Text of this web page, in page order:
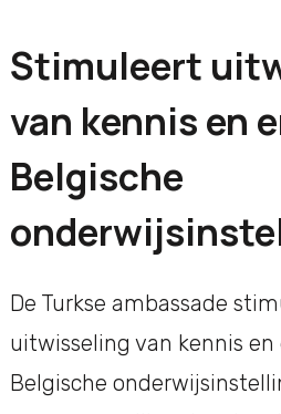
Stimuleert
van kennis en
Belgische
De Turkse ambassade
uitwisseling van kennis
Belgische